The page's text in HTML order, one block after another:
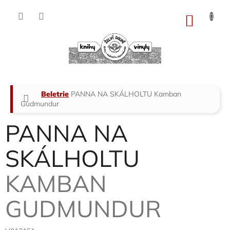
Domů
Beletrie PANNA NA SKÁLHOLTU Kamban
Gudmundur
PANNA NA
SKÁLHOLTU
KAMBAN
GUDMUNDUR